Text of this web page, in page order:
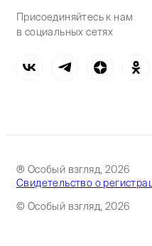
Присоединяйтесь к нам
в социальных сетях
® Особый взгляд, 2026
Свидетельство о
© Особый взгляд, 2026